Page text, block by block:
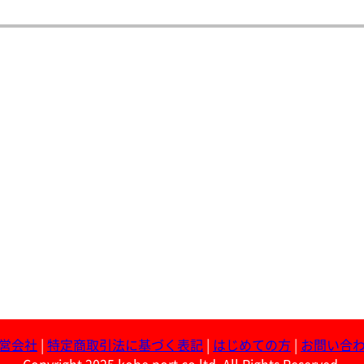
会社 特定商取引法に基づく表記 はじめての方
お問い合